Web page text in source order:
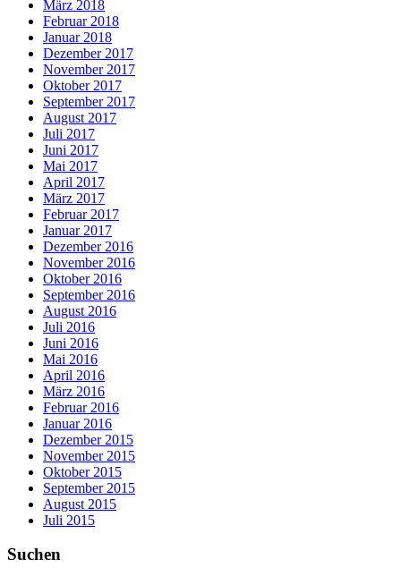
März 2018
Februar 2018
Januar 2018
Dezember 2017
November 2017
Oktober 2017
September 2017
August 2017
Juli 2017
Juni 2017
Mai 2017
April 2017
März 2017
Februar 2017
Januar 2017
Dezember 2016
November 2016
Oktober 2016
September 2016
August 2016
Juli 2016
Juni 2016
Mai 2016
April 2016
März 2016
Februar 2016
Januar 2016
Dezember 2015
November 2015
Oktober 2015
September 2015
August 2015
Juli 2015
Suchen